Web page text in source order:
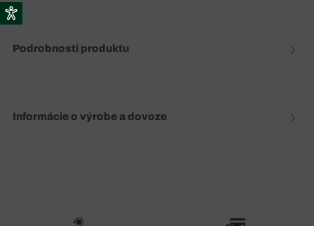
Podrobnosti produktu
Informácie o výrobe a dovoze